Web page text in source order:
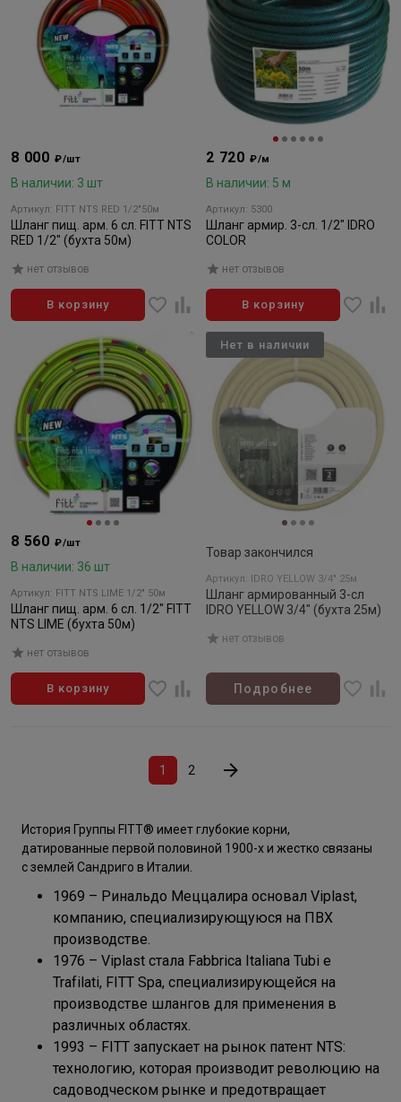
8 000 ₽/шт
В наличии: 3 шт
Артикул: FITT NTS RED 1/2"50м
Шланг пищ. арм. 6 сл. FITT NTS
RED 1/2" (бухта 50м)
нет отзывов
В корзину
2 720 ₽/м
В наличии: 5 м
Артикул: 5300
Шланг армир. 3-сл. 1/2" IDRO
COLOR
нет отзывов
В корзину
8 560 ₽/шт
В наличии: 36 шт
Артикул: FITT NTS LIME 1/2" 50м
Шланг пищ. арм. 6 сл. 1/2" FITT
NTS LIME (бухта 50м)
нет отзывов
В корзину
Товар закончился
Артикул: IDRO YELLOW 3/4" 25м
Шланг армированный 3-сл
IDRO YELLOW 3/4" (бухта 25м)
нет отзывов
Подробнее
Нет в наличии
1 2
История Группы FITT® имеет глубокие корни,
датированные первой половиной 1900-х и жестко связаны
с землей Сандриго в Италии.
1969 – Ринальдо Меццалира основал Viplast,
компанию, специализирующуюся на ПВХ
производстве.
1976 – Viplast стала Fabbrica Italiana Tubi e
Trafilati, FITT Spa, специализирующейся на
производстве шлангов для применения в
различных областях.
1993 – FITT запускает на рынок патент NTS:
технологию, которая производит революцию на
садоводческом рынке и предотвращает